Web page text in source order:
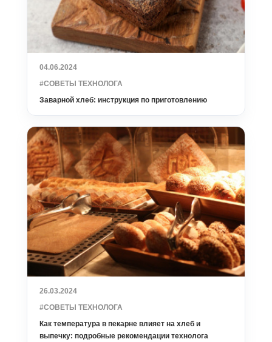
04.06.2024
#СОВЕТЫ ТЕХНОЛОГА
Заварной хлеб: инструкция по приготовлению
26.03.2024
#СОВЕТЫ ТЕХНОЛОГА
Как температура в пекарне влияет на хлеб и
выпечку: подробные рекомендации технолога